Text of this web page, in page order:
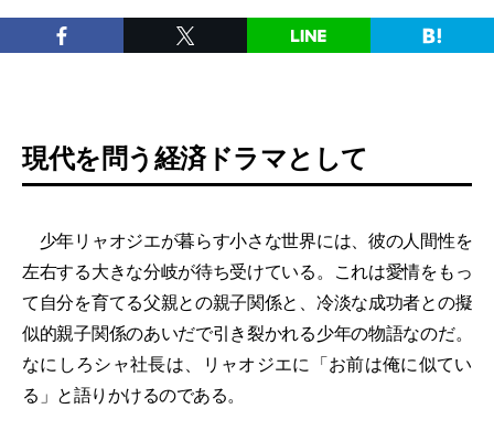
現代を問う経済ドラマとして
少年リャオジエが暮らす小さな世界には、彼の人間性を
左右する大きな分岐が待ち受けている。これは愛情をもっ
て自分を育てる父親との親子関係と、冷淡な成功者との擬
似的親子関係のあいだで引き裂かれる少年の物語なのだ。
なにしろシャ社長は、リャオジエに「お前は俺に似てい
る」と語りかけるのである。